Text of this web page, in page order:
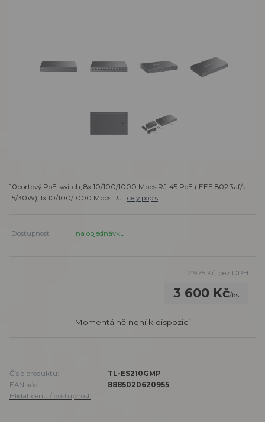
10portový PoE switch, 8x 10/100/1000 Mbps RJ-45 PoE (IEEE 802.3af/at
15/30W), 1x 10/100/1000 Mbps RJ... celý popis
Dostupnost na objednávku
3 600 Kč/ks
2 975 Kč bez DPH
Momentálně není k dispozici
Číslo produktu:
TL-ES210GMP
EAN kód:
8885020620955
Hlídat cenu / dostupnost